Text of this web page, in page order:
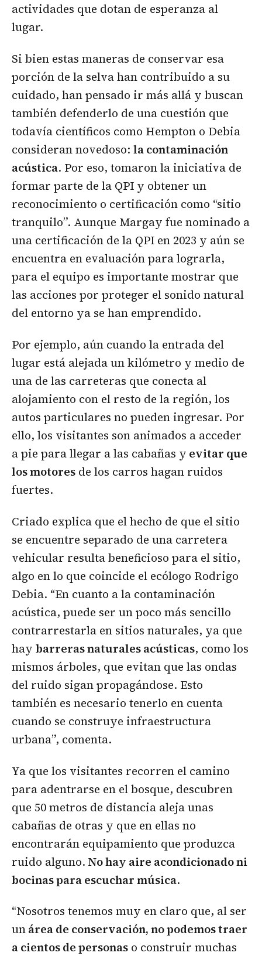
actividades que dotan de esperanza al
lugar.
Si bien estas maneras de conservar esa
porción de la selva han contribuido a su
cuidado, han pensado ir más allá y buscan
también defenderlo de una cuestión que
todavía científicos como Hempton o Debia
consideran novedoso: la contaminación
acústica. Por eso, tomaron la iniciativa de
formar parte de la QPI y obtener un
reconocimiento o certificación como “sitio
tranquilo”. Aunque Margay fue nominado a
una certificación de la QPI en 2023 y aún se
encuentra en evaluación para lograrla,
para el equipo es importante mostrar que
las acciones por proteger el sonido natural
del entorno ya se han emprendido.
Por ejemplo, aún cuando la entrada del
lugar está alejada un kilómetro y medio de
una de las carreteras que conecta al
alojamiento con el resto de la región, los
autos particulares no pueden ingresar. Por
ello, los visitantes son animados a acceder
a pie para llegar a las cabañas y evitar que
los motores de los carros hagan ruidos
fuertes.
Criado explica que el hecho de que el sitio
se encuentre separado de una carretera
vehicular resulta beneficioso para el sitio,
algo en lo que coincide el ecólogo Rodrigo
Debia. “En cuanto a la contaminación
acústica, puede ser un poco más sencillo
contrarrestarla en sitios naturales, ya que
hay barreras naturales acústicas, como los
mismos árboles, que evitan que las ondas
del ruido sigan propagándose. Esto
también es necesario tenerlo en cuenta
cuando se construye infraestructura
urbana”, comenta.
Ya que los visitantes recorren el camino
para adentrarse en el bosque, descubren
que 50 metros de distancia aleja unas
cabañas de otras y que en ellas no
encontrarán equipamiento que produzca
ruido alguno. No hay aire acondicionado ni
bocinas para escuchar música.
“Nosotros tenemos muy en claro que, al ser
unárea de conservación, no podemos traer
a cientos de personas o construir muchas